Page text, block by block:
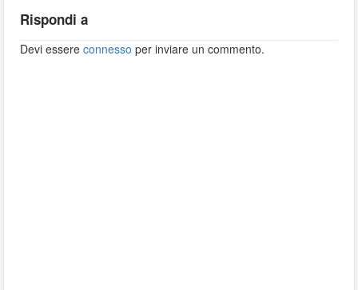
Rispondi a
Devi essereconnesso per inviare un commento.